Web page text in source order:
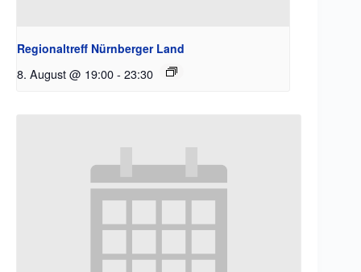
Regionaltreff Nürnberger Land
8. August @ 19:00- 23:30